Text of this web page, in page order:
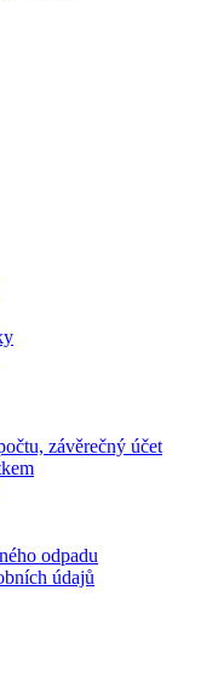
závěrečný účet
odpadu
údajů